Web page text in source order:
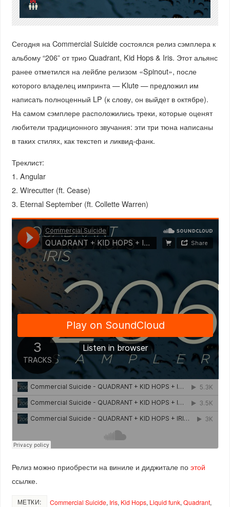
Сегодня на Commercial Suicide состоялся релиз сэмплера к
альбому “206” от трио Quadrant, Kid Hops & Iris. Этот альянс
ранее отметился на лейбле релизом «Spinout», после
которого владелец импринта — Klute — предложил им
написать полноценный LP (к слову, он выйдет в октябре).
На самом сэмплере расположились треки, которые оценят
любители традиционного звучания: эти три тюна написаны
в таких стилях, как текстеп и ликвид-фанк.
Треклист:
1. Angular
2. Wirecutter (ft. Cease)
3. Eternal September (ft. Collette Warren)
Релиз можно приобрести на виниле и диджитале поэтой
ссылке.
МЕТКИ: Commercial Suicide, Iris, Kid Hops, Liquid funk, Quadrant,